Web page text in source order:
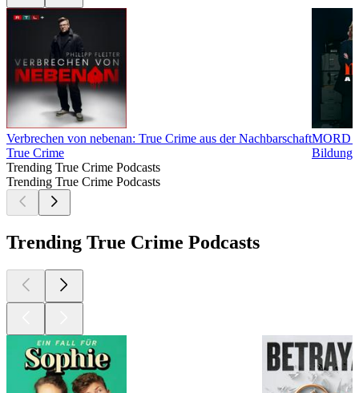
Verbrechen von nebenan: True Crime aus der Nachbarschaft
True Crime
MORD
Bildung,
Trending True Crime Podcasts
Trending True Crime Podcasts
Trending True Crime Podcasts